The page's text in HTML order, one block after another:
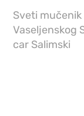
Sveti mučenik
Vaseljenskog
car Salimski